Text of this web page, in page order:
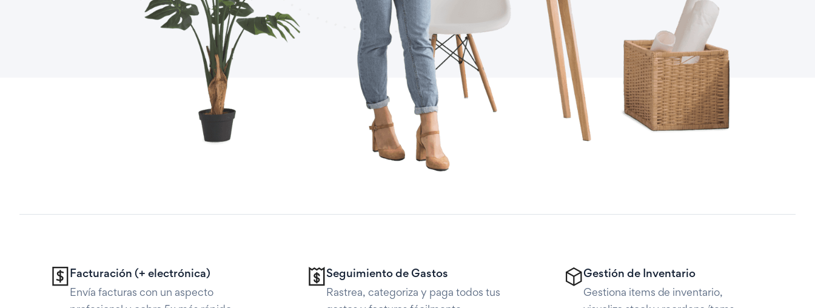
Facturación (+ electrónica)
Envía facturas con un aspecto
Seguimiento de Gastos
Rastrea, categoriza y paga todos tus
Gestión de Inventario
Gestiona items de inventario,